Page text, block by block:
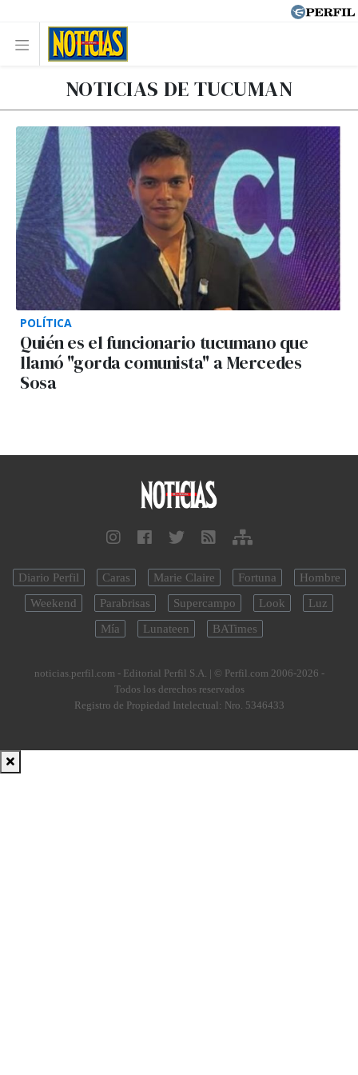
NOTICIAS DE TUCUMAN
POLÍTICA
Quién es el funcionario tucumano que
llamó "gorda comunista" a Mercedes
Sosa
Diario Perfil Caras Marie Claire Fortuna
Hombre
Weekend
Parabrisas Supercampo Look
Luz
Mía
Lunateen BATimes
noticias.perfil.com - Editorial Perfil S.A. | © Perfil.com 2006-2026 -
Todos los derechos reservados
Registro de Propiedad Intelectual: Nro. 5346433